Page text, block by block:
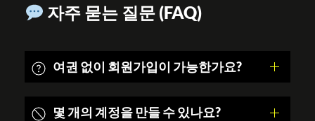
자주 묻는 질문 (FAQ)
여권 없이 회원가입이 가능한가요?
몇 개의 계정을 만들 수 있나요?